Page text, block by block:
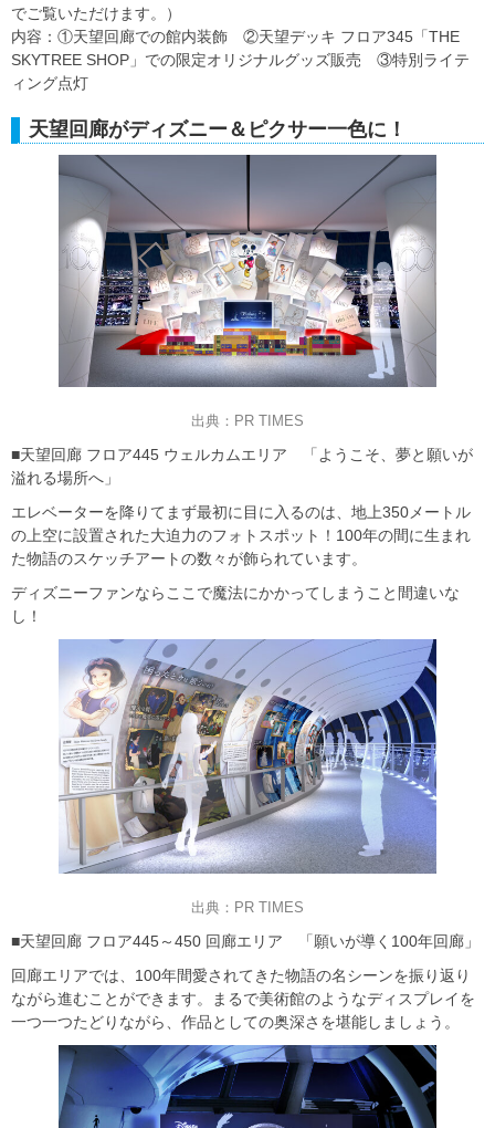
でご覧いただけます。）
内容：①天望回廊での館内装飾 ②天望デッキ フロア345「THE
SKYTREE SHOP」での限定オリジナルグッズ販売 ③特別ライテ
ィング点灯
天望回廊がディズニー＆ピクサー一色に！
出典：PR TIMES
■天望回廊 フロア445 ウェルカムエリア 「ようこそ、夢と願いが
溢れる場所へ」
エレベーターを降りてまず最初に目に入るのは、地上350メートル
の上空に設置された大迫力のフォトスポット！100年の間に生まれ
た物語のスケッチアートの数々が飾られています。
ディズニーファンならここで魔法にかかってしまうこと間違いな
し！
出典：PR TIMES
■天望回廊 フロア445～450 回廊エリア 「願いが導く100年回廊」
回廊エリアでは、100年間愛されてきた物語の名シーンを振り返り
ながら進むことができます。まるで美術館のようなディスプレイを
一つ一つたどりながら、作品としての奥深さを堪能しましょう。